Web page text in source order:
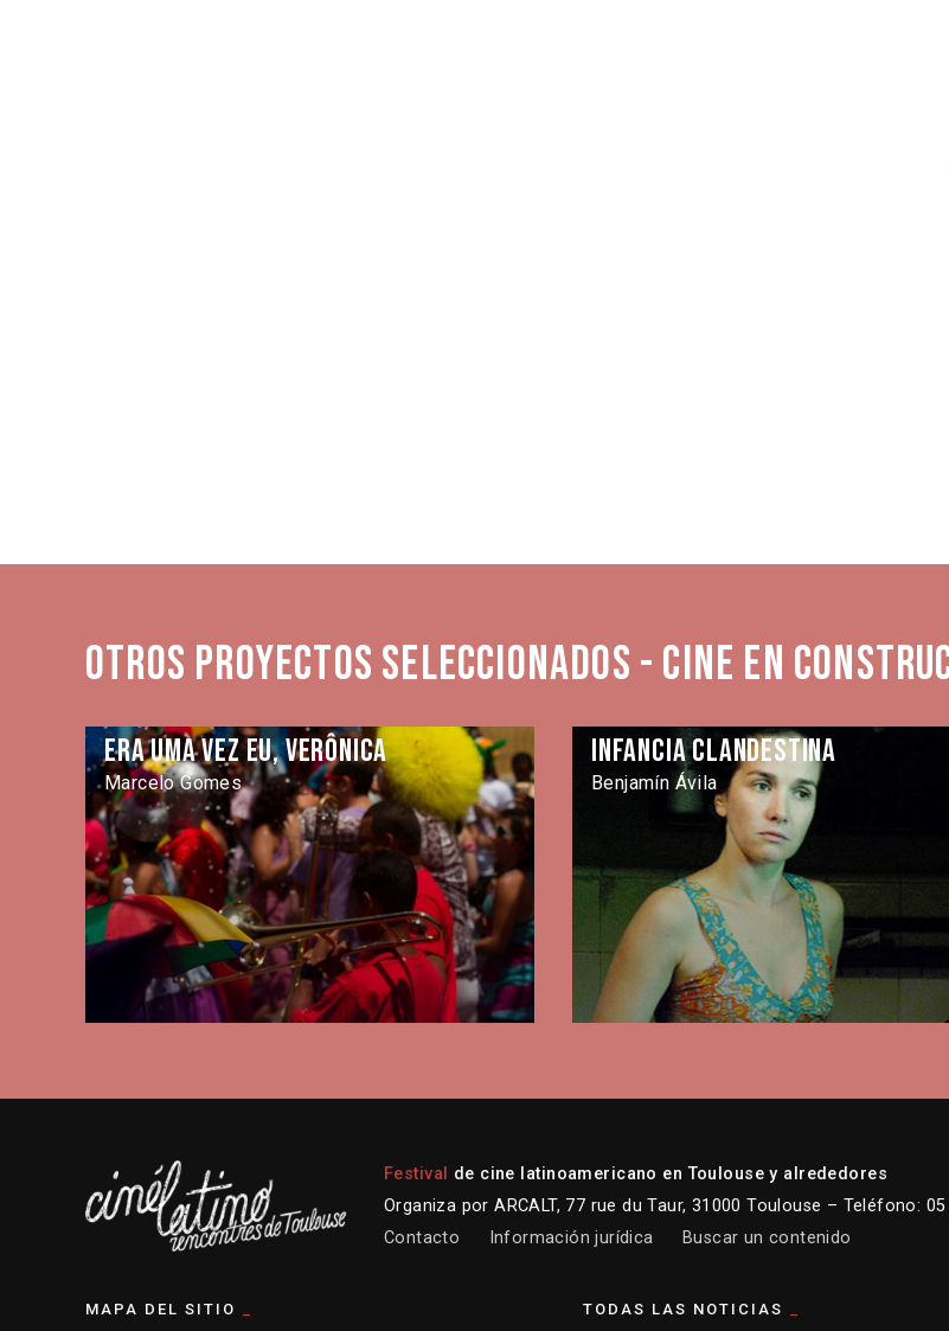
Otros proyectos seleccionados - Cine en
Era uma vez eu, Verônica
Marcelo Gomes
Infancia clandestina
Benjamín Ávila
Festival
de cine latinoamericano en Toulouse y alrededores
Organiza por ARCALT, 77 rue du Taur, 31000 Toulouse – Teléfono:
Contacto
Información jurídica Buscar un contenido
MAPA DEL SITIO
TODAS LAS NOTICIAS